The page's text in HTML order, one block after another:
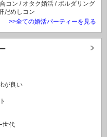
コン / オタク婚活 / ボルダリング
だめしコン
>>全ての婚活パーティーを見る
が良い
世代